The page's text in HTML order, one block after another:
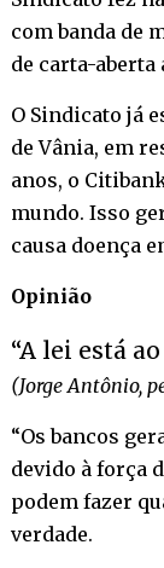
com banda de
de carta-
O Sindicato já
de Vânia, em
anos, o
mundo. Isso
causa doença
Opinião
“A lei está
(Jorge Antônio,
“Os bancos
devido à força
podem fazer
verdade.